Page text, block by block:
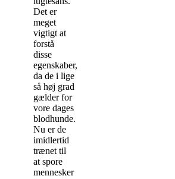
Det er
meget
vigtigt at
forstå
disse
egenskaber,
da de i lige
så høj grad
gælder for
vore dages
blodhunde.
Nu er de
imidlertid
trænet til
at spore
mennesker